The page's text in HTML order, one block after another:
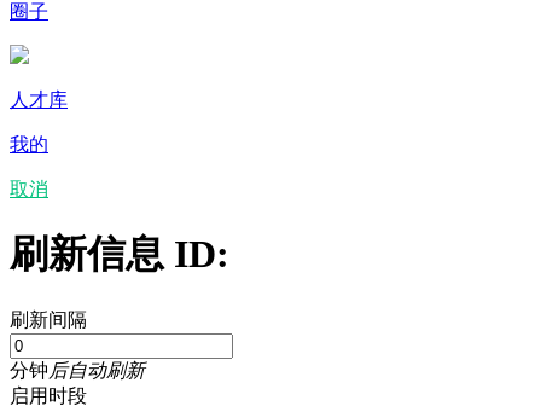
圈子
人才库
我的
取消
刷新信息 ID:
刷新间隔
分钟后自动刷新
启用时段